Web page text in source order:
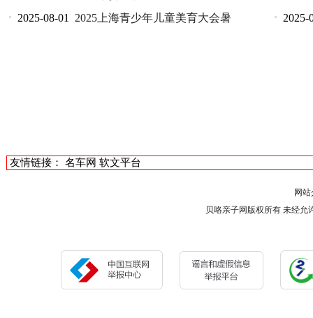
2025-08-01
2025上海青少年儿童美育大会暑 2025-
友情链接： 名车网 软文平台
网
贝咯亲子网版权所有 未经允